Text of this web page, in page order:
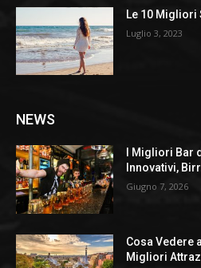
Le 10 Migliori
Luglio 3, 2023
NEWS
I Migliori Bar
Innovativi,
Giugno 7, 2026
Cosa Vedere
Migliori